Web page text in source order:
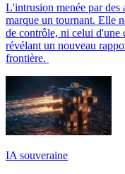
L'intrusion menée par
marque un tournant. Elle
de contrôle, ni celui d'une
révélant un nouveau
frontière.
IA souveraine